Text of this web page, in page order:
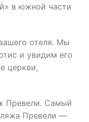
в южной части
отеля. Мы
и увидим его
церкви,
Превели. Самый
Превели —